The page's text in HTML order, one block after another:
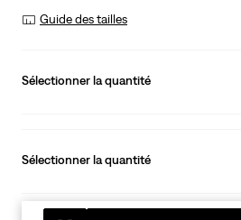
Guide des tailles
Sélectionner la quantité
Sélectionner la quantité